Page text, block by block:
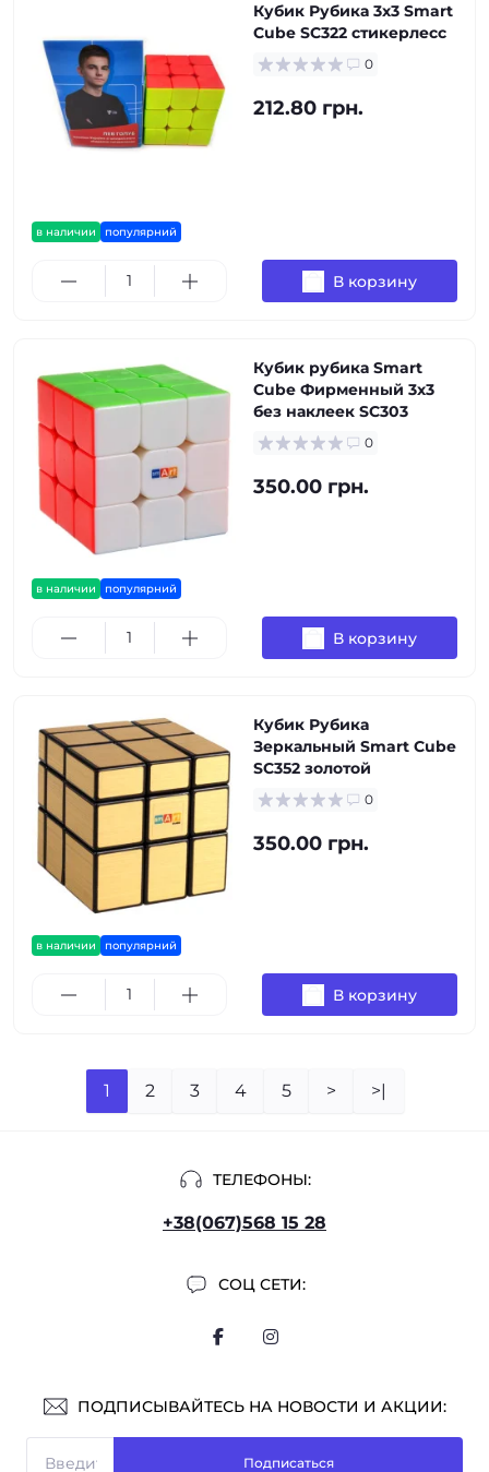
в наличии популярний
Кубик Рубика 3х3 Smart
Cube SC322 стикерлесс
0
212.80 грн.
В корзину
в наличии популярний
Кубик рубика Smart
Cube Фирменный 3х3
без наклеек SC303
0
350.00 грн.
В корзину
в наличии популярний
Кубик Рубика
Зеркальный Smart Cube
SC352 золотой
0
350.00 грн.
В корзину
1 2 3 4 5 > >|
ТЕЛЕФОНЫ:
+38(067)568 15 28
СОЦ СЕТИ:
ПОДПИСЫВАЙТЕСЬ НА НОВОСТИ И АКЦИИ:
Подписаться